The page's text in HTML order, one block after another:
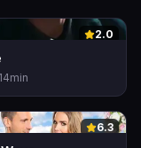
2.0
14min
6.3